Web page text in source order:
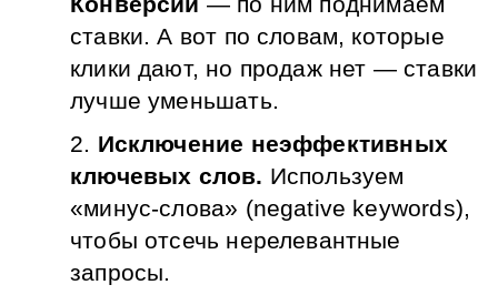
ставки. А вот по словам, которые
клики дают, но продаж нет — ставки
лучше уменьшать.
Исключение неэффективных
ключевых слов. Используем
«минус-слова» (negative keywords),
чтобы отсечь нерелевантные
запросы.